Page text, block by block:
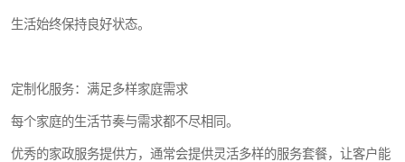
生活始终保持良好状态。
定制化服务：满足多样家庭需求
每个家庭的生活节奏与需求都不尽相同。
优秀的家政服务提供方，通常会提供灵活多样的服务套餐，让客户能